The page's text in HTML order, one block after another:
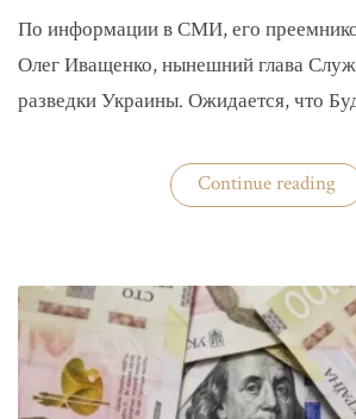
По информации в СМИ, его
Олег Иващенко, нынешний глава
разведки Украины. Ожидается, что
Continue reading